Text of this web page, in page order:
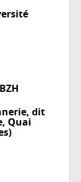
dit
Quai